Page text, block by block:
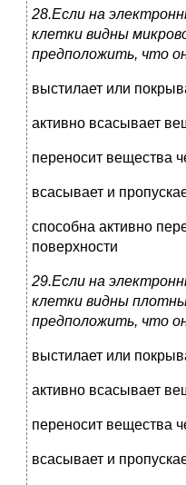
28.Если на
клетки видны
предположить, что
выстилает или
активно всасывает
переносит вещества
всасывает и
способна активно
поверхности
29.Если на
клетки видны
предположить, что
выстилает или
активно всасывает
переносит вещества
всасывает и